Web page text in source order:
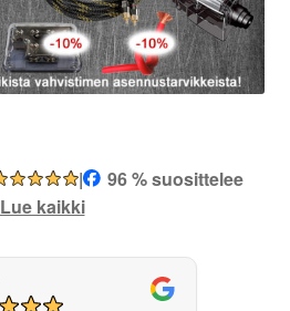
|
96 % suosittelee
Lue kaikki